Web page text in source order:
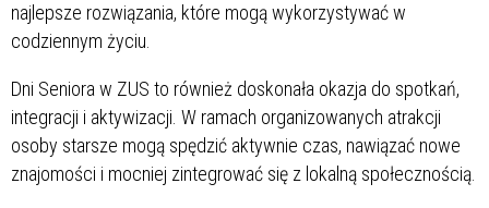
najlepsze rozwiązania, które mogą wykorzystywać w
codziennym życiu.
Dni Seniora w ZUS to również doskonała okazja do spotkań,
integracji i aktywizacji. W ramach organizowanych atrakcji
osoby starsze mogą spędzić aktywnie czas, nawiązać nowe
znajomości i mocniej zintegrować się z lokalną społecznością.